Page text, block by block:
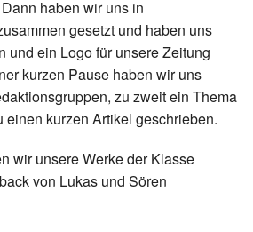
haben wir uns in
gesetzt und haben uns
und ein Logo für unsere Zeitung
kurzen Pause haben wir uns
zu zweit ein Thema
einen kurzen Artikel geschrieben.
wir unsere Werke der Klasse
von Lukas und Sören